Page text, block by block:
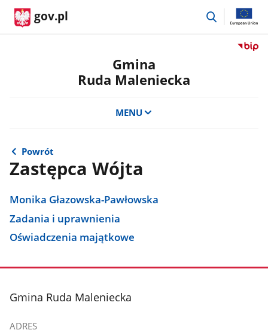
gov.pl
przejdź
Przejdź
Gmina
Ruda Maleniecka
MENU
Powrót
Zastępca Wójta
Monika Głazowska-Pawłowska
Zadania i uprawnienia
Oświadczenia majątkowe
stopka
Gmina Ruda Maleniecka
ADRES